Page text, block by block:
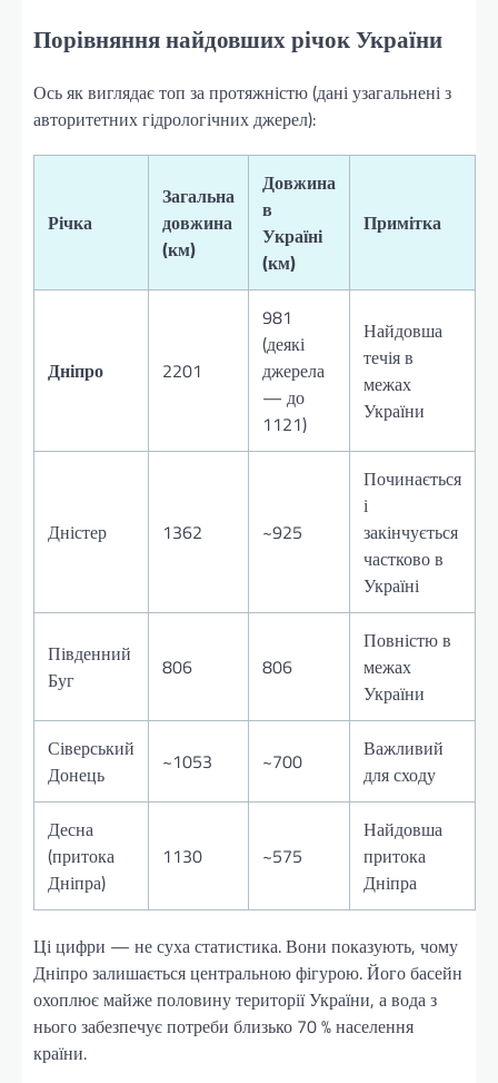
Порівняння найдовших річок України
Ось як виглядає топ за протяжністю (дані узагальнені з
авторитетних гідрологічних джерел):
Річка
Загальна
довжина
(км)
Довжина
в
Україні
(км)
Примітка
Дніпро 2201
981
(деякі
джерела
— до
1121)
Найдовша
течія в
межах
України
Дністер 1362 ~925
Починається
і
закінчується
частково в
Україні
Південний
Буг
806 806
Повністю в
межах
України
Сіверський
Донець
~1053 ~700
Важливий
для сходу
Десна
(притока
Дніпра)
1130 ~575
Найдовша
притока
Дніпра
Ці цифри — не суха статистика. Вони показують, чому
Дніпро залишається центральною фігурою. Його басейн
охоплює майже половину території України, а вода з
нього забезпечує потреби близько 70 % населення
країни.